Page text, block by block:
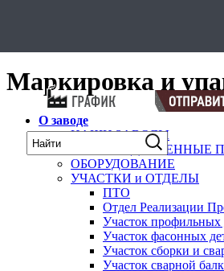
Маркировка и
О заводе
НАШИ ЗАВОДЫ
ПРОИЗВОДСТВЕННЫЕ
ОБОРУДОВАНИЕ
УЧАСТКИ и ОТДЕЛЫ
ПТО
Отдел Реализации
Участок профильных
Участок фасонных
Участок сборки и
Участок сварной